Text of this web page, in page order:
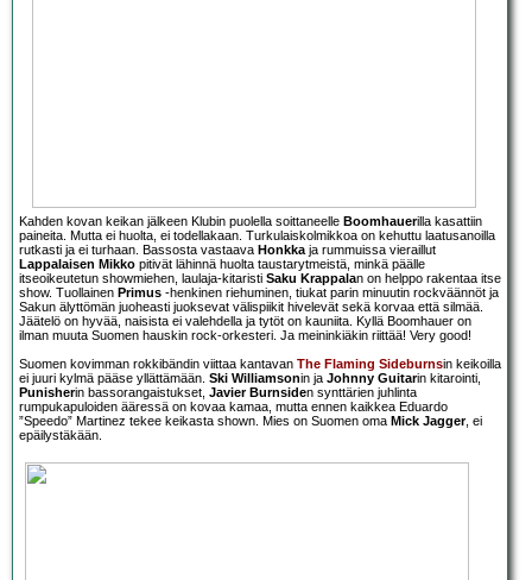
Kahden kovan keikan jälkeen Klubin puolella soittaneelle Boomhauerilla kasattiin
paineita. Mutta ei huolta, ei todellakaan. Turkulaiskolmikkoa on kehuttu laatusanoilla
rutkasti ja ei turhaan. Bassosta vastaava Honkkaja rummuissa vieraillut
Lappalaisen Mikko pitivät lähinnä huolta taustarytmeistä, minkä päälle
itseoikeutetun showmiehen, laulaja-kitaristi Saku Krappalan on helppo rakentaa itse
show. Tuollainen Primus -henkinen riehuminen, tiukat parin minuutin rockväännöt ja
Sakun älyttömän juoheasti juoksevat välispiikit hivelevät sekä korvaa että silmää.
Jäätelö on hyvää, naisista ei valehdella ja tytöt on kauniita. Kyllä Boomhauer on
ilman muuta Suomen hauskin rock-orkesteri. Ja meininkiäkin riittää! Very good!
Suomen kovimman rokkibändin viittaa kantavan The Flaming Sideburnsin keikoilla
ei juuri kylmä pääse yllättämään. Ski Williamsonin ja Johnny Guitarin kitarointi,
Punisherin bassorangaistukset, Javier Burnsiden synttärien juhlinta
rumpukapuloiden ääressä on kovaa kamaa, mutta ennen kaikkea Eduardo
”Speedo” Martinez tekee keikasta shown. Mies on Suomen oma Mick Jagger, ei
epäilystäkään.